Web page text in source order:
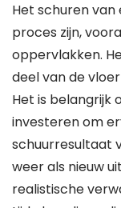
Het schuren
proces zijn,
oppervlakken.
deel van de
Het is belangrijk
investeren om
schuurresultaat
weer als nieuw
realistische